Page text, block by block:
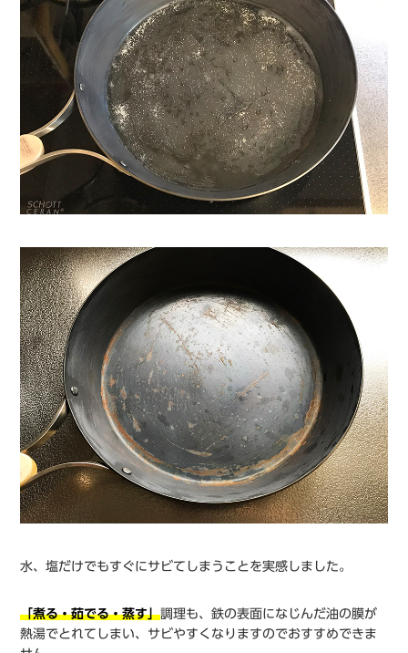
水、塩だけでもすぐにサビてしまうことを実感しました。
「煮る・茹でる・蒸す」調理も、鉄の表面になじんだ油の膜が
熱湯でとれてしまい、サビやすくなりますのでおすすめできま